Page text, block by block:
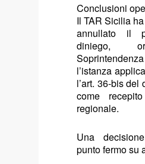
Conclusioni
Il TAR Sicilia
annullato il
diniego,
l’istanza
l’art. 36-bis del
come
regionale.
Una
punto fermo su